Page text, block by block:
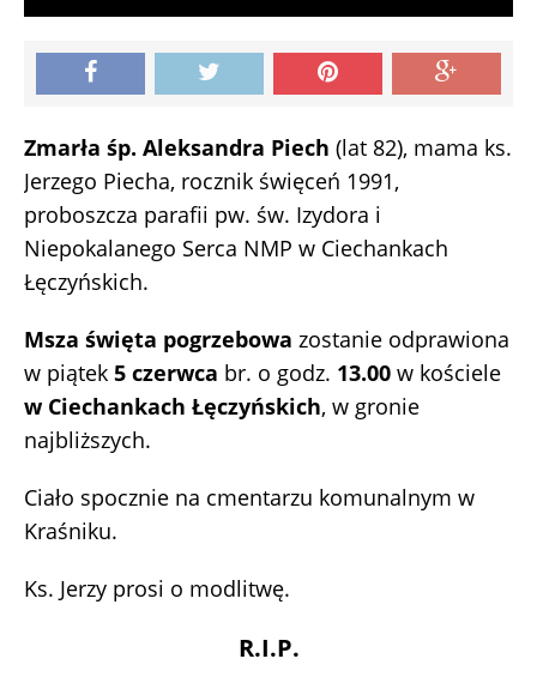
Zmarła śp. Aleksandra Piech (lat 82), mama ks.
Jerzego Piecha, rocznik święceń 1991,
proboszcza parafii pw. św. Izydora i
Niepokalanego Serca NMP w Ciechankach
Łęczyńskich.
Msza święta pogrzebowa zostanie odprawiona
w piątek 5 czerwca br. o godz. 13.00 w kościele
w Ciechankach Łęczyńskich, w gronie
najbliższych.
Ciało spocznie na cmentarzu komunalnym w
Kraśniku.
Ks. Jerzy prosi o modlitwę.
R.I.P.